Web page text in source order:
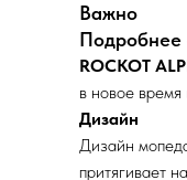
Важно
Подробнее
ROCKOT
в новое
Дизайн
Дизайн
притягивает